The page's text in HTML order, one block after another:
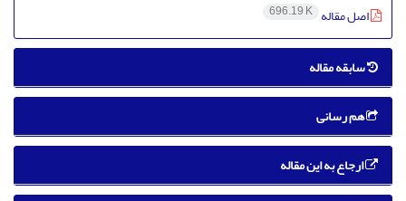
اصل مقاله 696.19 K
سابقه مقاله
هم رسانی
ارجاع به این مقاله